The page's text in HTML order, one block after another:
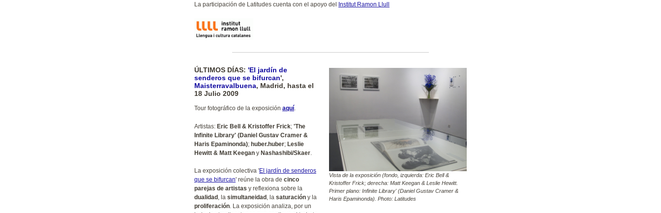
La participación de Latitudes cuenta con el apoyo del Institut Ramon Llull
Vista de la exposición (fondo, izquierda: Eric Bell &
Kristoffer Frick; derecha: Matt Keegan & Leslie Hewitt.
Primer plano: Infinite Library' (Daniel Gustav Cramer &
Haris Epaminonda). Photo: Latitudes
ÚLTIMOS DÍAS: 'El jardín de
senderos que se bifurcan',
Maisterravalbuena, Madrid, hasta el
18 Julio 2009
Tour fotográfico de la exposición aquí.
Artistas: Eric Bell & Kristoffer Frick; 'The
Infinite Library' (Daniel Gustav Cramer &
Haris Epaminonda); huber.huber; Leslie
Hewitt & Matt Keegan y Nashashibi/Skaer
La exposición colectiva 'El jardín de senderos
que se bifurcan' reúne la obra de cinco
parejas de artistas y reflexiona sobre la
dualidad , la simultaneidad , la saturación y la
proliferación. La exposición analiza, por un